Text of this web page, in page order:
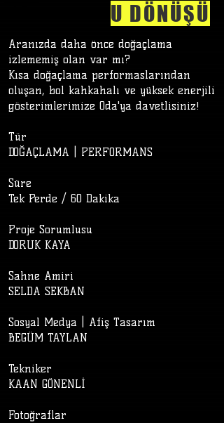
U DÖNÜŞÜ
Aranızda daha önce doğaçlama
izlememiş olan var mı?
Kısa doğaçlama performaslarından
oluşan, bol kahkahalı ve yüksek enerjili
gösterimlerimize Oda'ya davetlisiniz!
Tür
DOĞAÇLAMA | PERFORMANS
Süre
Tek Perde / 60 Dakika
Proje Sorumlusu
DORUK KAYA
Sahne Amiri
SELDA SEKBAN
Sosyal Medya | Afiş Tasarım
BEGÜM TAYLAN
Tekniker
KAAN GÖNENLİ
Fotoğraflar